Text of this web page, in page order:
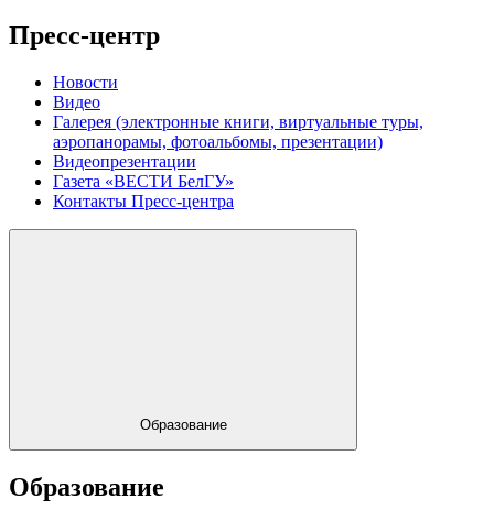
Пресс-центр
Новости
Видео
Галерея (электронные книги, виртуальные туры,
аэропанорамы, фотоальбомы, презентации)
Видеопрезентации
Газета «ВЕСТИ БелГУ»
Контакты Пресс-центра
Образование
Образование